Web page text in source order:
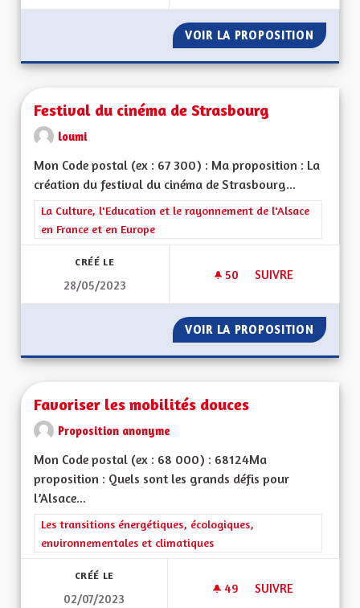
VOIR LA PROPOSITION
Festival du cinéma de Strasbourg
loumi
Mon Code postal (ex : 67 300) : Ma proposition : La
création du festival du cinéma de Strasbourg...
Filtrer les résultats de la catégorie : La Culture, l'Education et
La Culture, l'Education et le rayonnement de l'Alsace
en France et en Europe
CRÉÉ LE
28/05/2023
50 50 ABONNÉS
SUIVRE
VOIR LA PROPOSITION
Favoriser les mobilités douces
Proposition anonyme
Mon Code postal (ex : 68 000) : 68124Ma
proposition : Quels sont les grands défis pour
l’Alsace...
Filtrer les résultats de la catégorie : Les transitions
Les transitions énergétiques, écologiques,
environnementales et climatiques
CRÉÉ LE
02/07/2023
49 49 ABONNÉS
SUIVRE